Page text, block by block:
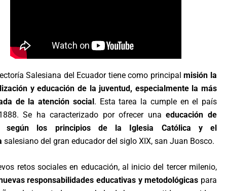
Salesiana del Ecuador tiene como principalmisión la
y educación de la juventud, especialmente la más
de la atención social. Esta tarea la cumple en el país
Se ha caracterizado por ofrecer unaeducación de
según los principios de la Iglesia Católica y el
salesiano del gran educador del siglo XIX, san Juan Bosco.
retos sociales en educación, al inicio del tercer milenio,
responsabilidades educativas y metodológicas para